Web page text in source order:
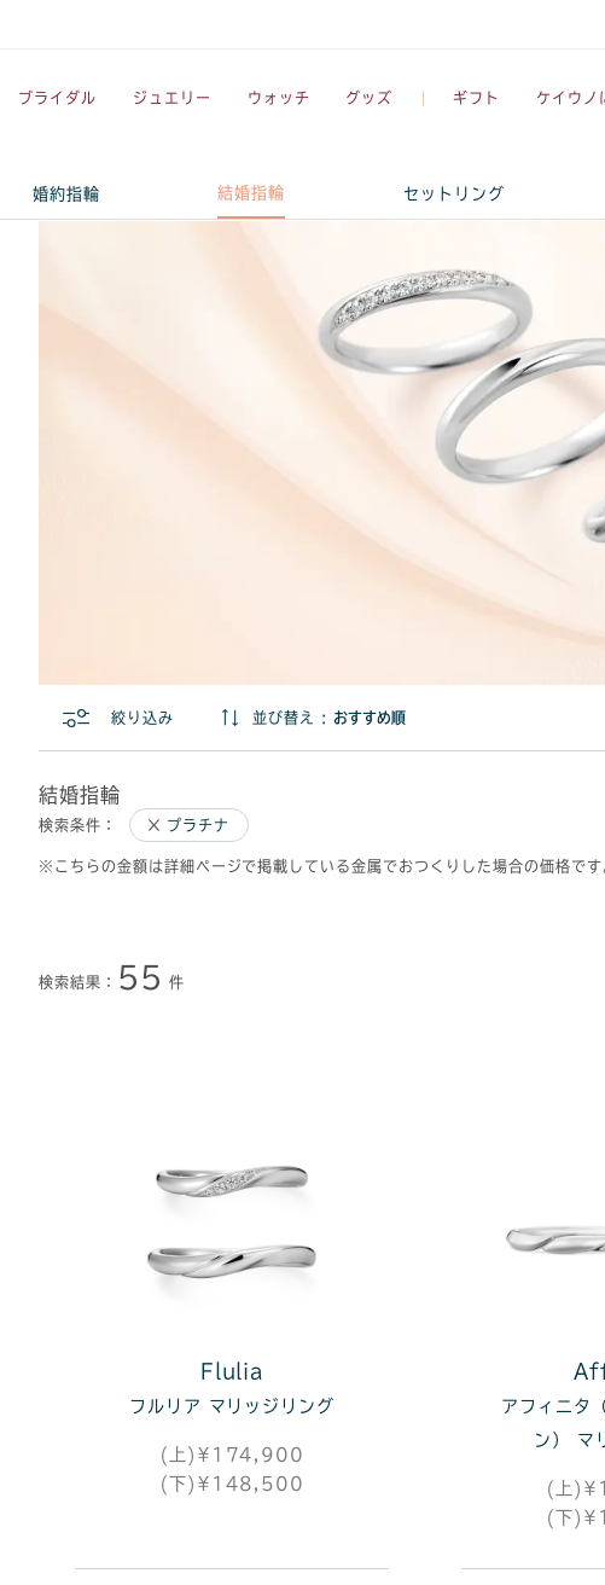
ブライダル ジュエリー ウォッチ グッズ ギフト ケイウノ
婚約指輪 結婚指輪 セットリング
絞り込み 並び替え :
結婚指輪
検索条件： プラチナ
※こちらの金額は詳細ページで掲載している金属でおつくりした場合の価格です
検索結果： 55 件
Flulia
フルリア マリッジリング
(上)¥174,900
(下)¥148,500
アフィニタ
ン） マ
(上
(下